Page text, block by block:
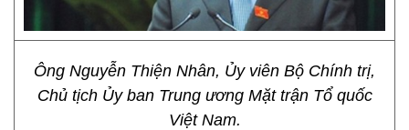
Ông Nguyễn Thiện Nhân, Ủy viên Bộ Chính trị,
Chủ tịch Ủy ban Trung ương Mặt trận Tổ quốc
Việt Nam.